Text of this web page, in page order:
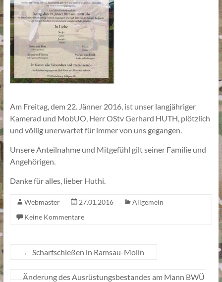
Am Freitag, dem 22. Jänner 2016, ist unser langjähriger
Kamerad und MobUO, Herr OStv Gerhard HUTH, plötzlich
und völlig unerwartet für immer von uns gegangen.
Unsere Anteilnahme und Mitgefühl gilt seiner Familie und
Angehörigen.
Danke für alles, lieber Huthi.
Webmaster 27.01.2016
Allgemein
Keine Kommentare
← Scharfschießen in Ramsau-Molln
Änderung des Ausrüstungsbestandes am Mann BWÜ